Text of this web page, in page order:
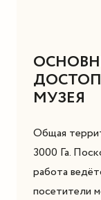
МУЗЕЯ
Общая
3000 Га.
работа
посетители